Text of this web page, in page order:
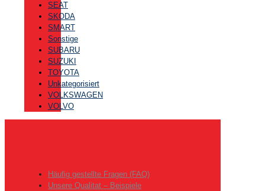
SEAT
SKODA
SMART
Sonstige
SUBARU
SUZUKI
TOYOTA
Unkategorisiert
VOLKSWAGEN
VOLVO
Häufig gestellte Fragen (FAQ)
Unsere Qualitat – Beispiele